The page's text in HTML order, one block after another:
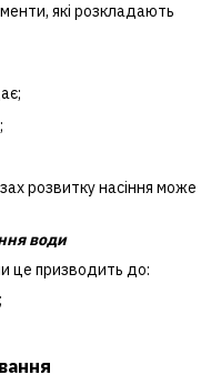
які розкладають
розвитку насіння може
води
це призводить до: